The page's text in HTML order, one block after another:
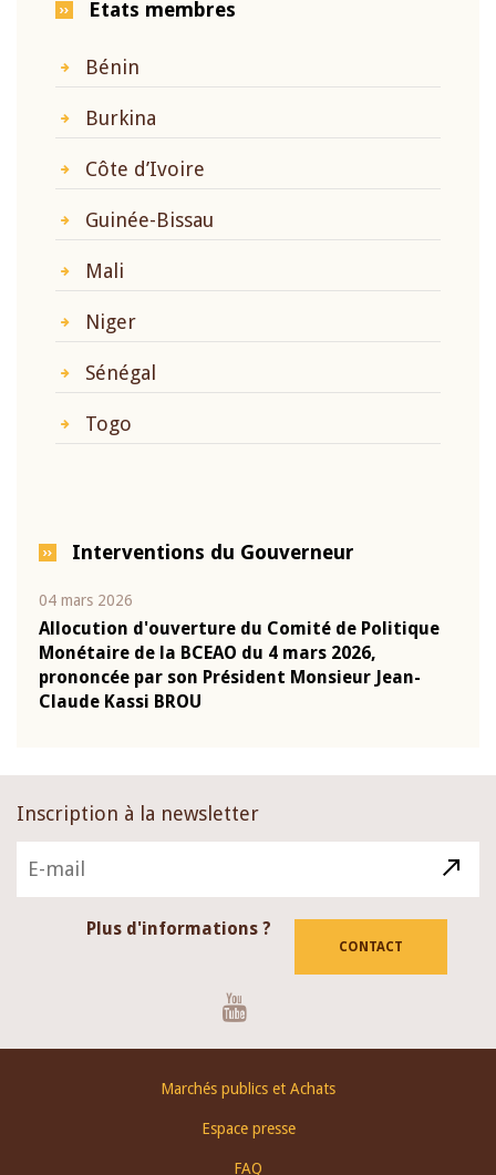
Etats membres
Bénin
Burkina
Côte d’Ivoire
Guinée-Bissau
Mali
Niger
Sénégal
Togo
Interventions du Gouverneur
04 mars 2026
Allocution d'ouverture du Comité de Politique
Monétaire de la BCEAO du 4 mars 2026,
prononcée par son Président Monsieur Jean-
Claude Kassi BROU
Inscription à la newsletter
Plus d'informations ?
CONTACT
Marchés publics et Achats
Espace presse
FAQ